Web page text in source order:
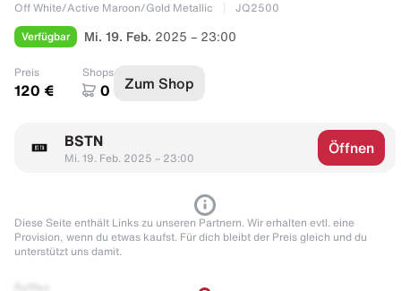
Off White/Active Maroon/Gold Metallic JQ2500
Verfügbar Mi. 19. Feb. 2025 – 23:00
Preis
120 €
Shops
0 Zum Shop
BSTN
Mi. 19. Feb. 2025 – 23:00
Öffnen
Diese Seite enthält Links zu unseren Partnern. Wir erhalten evtl. eine
Provision, wenn du etwas kaufst. Für dich bleibt der Preis gleich und du
unterstützt uns damit.